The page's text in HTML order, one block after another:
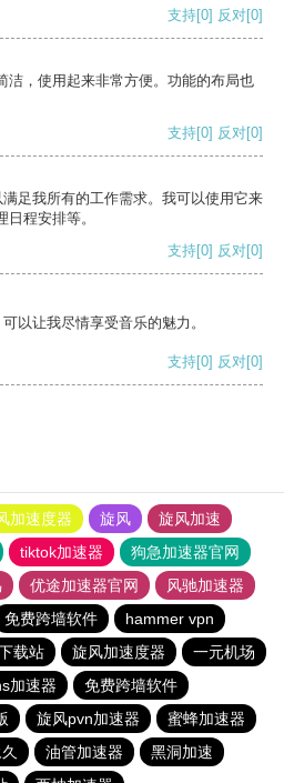
支持[0] 反对[0]
洁，使用起来非常方便。功能的布局也
支持[0] 反对[0]
足我所有的工作需求。我可以使用它来
程安排等。
支持[0] 反对[0]
以让我尽情享受音乐的魅力。
支持[0] 反对[0]
加速度器 旋风
旋风加速
tiktok加速器
狗急加速器官网
优途加速器官网
风驰加速器
免费跨墙软件
hammer vpn
载站 旋风加速度器
一元机场
加速器
免费跨墙软件
旋风pvn加速器
蜜蜂加速器
油管加速器
黑洞加速